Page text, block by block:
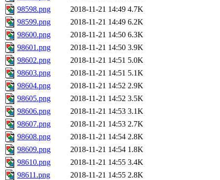
98598.png
2018-11-21 14:49 4.7K
98599.png
2018-11-21 14:49 6.2K
98600.png
2018-11-21 14:50 6.3K
98601.png
2018-11-21 14:50 3.9K
98602.png
2018-11-21 14:51 5.0K
98603.png
2018-11-21 14:51 5.1K
98604.png
2018-11-21 14:52 2.9K
98605.png
2018-11-21 14:52 3.5K
98606.png
2018-11-21 14:53 3.1K
98607.png
2018-11-21 14:53 2.7K
98608.png
2018-11-21 14:54 2.8K
98609.png
2018-11-21 14:54 1.8K
98610.png
2018-11-21 14:55 3.4K
98611.png
2018-11-21 14:55 2.8K